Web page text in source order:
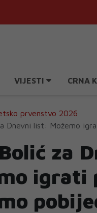
VIJESTI CRNA
prvenstvo 2026
Dnevni list: Možemo
za